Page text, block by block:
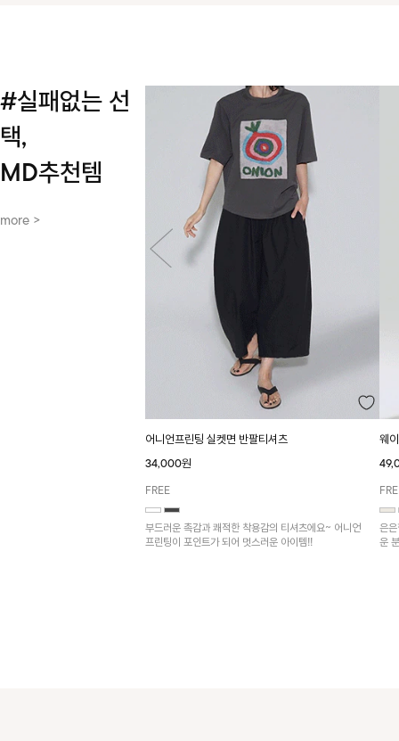
#실패없는 선
택,
MD추천템
more >
어니언프린팅 실켓면 반팔티셔츠
34,000원
FREE
부드러운 촉감과 쾌적한 착용감의 티셔츠에요~ 어니언
프린팅이 포인트가 되어 멋스러운 아이템!!
웨
은
운